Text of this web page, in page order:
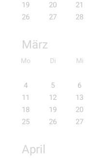
19
20 21
26
27 28
März
Mo Di Mi
4
5 6
11
12 13
18
19 20
25
26 27
April